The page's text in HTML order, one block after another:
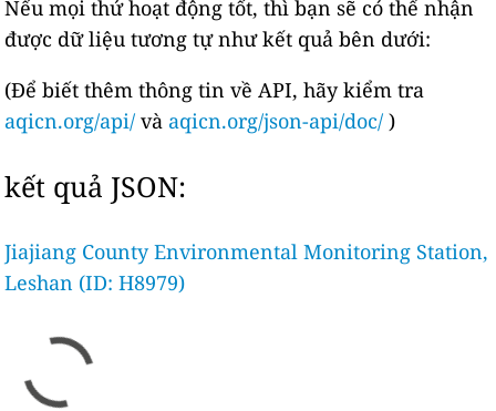
Nếu mọi thứ hoạt động tốt, thì bạn sẽ có thể nhận
được dữ liệu tương tự như kết quả bên dưới:
(Để biết thêm thông tin về API, hãy kiểm tra
aqicn.org/api/ và aqicn.org/json-api/doc/ )
kết quả JSON:
Jiajiang County Environmental Monitoring Station,
Leshan (ID: H8979)